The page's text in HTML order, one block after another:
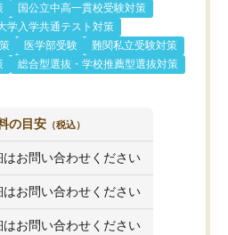
国公立中高一貫校受験対策
学入学共通テスト対策
医学部受験
難関私立受験対策
総合型選抜・学校推薦型選抜対策
の目安 （税込）
はお問い合わせください
はお問い合わせください
はお問い合わせください